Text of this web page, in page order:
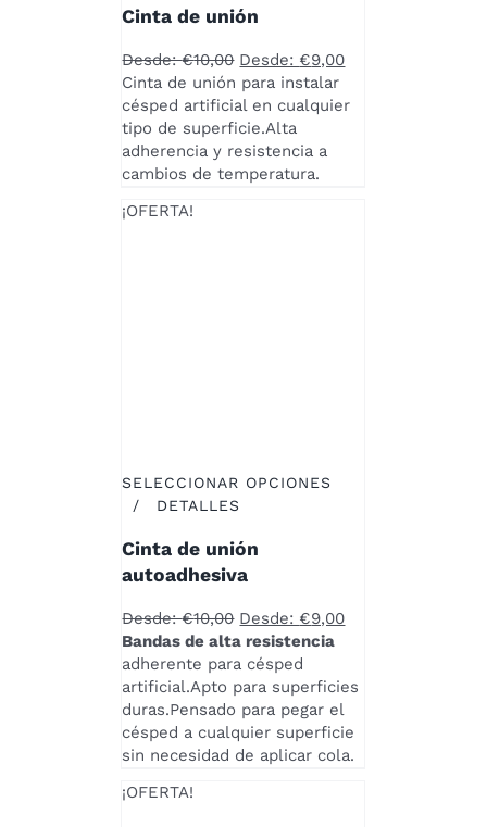
TIENE
VARIANTES.
LAS
OPCIONES
SE
PUEDEN
ELEGIR
LA
Cinta de unión
Desde:€10,00 Desde: €9,00
Cinta de unión para instalar
césped artificial en cualquier
tipo de superficie.Alta
adherencia y resistencia a
cambios de temperatura.
¡OFERTA!
SELECCIONAR OPCIONES
ESTE
TIENE
MÚLTIPLES
LAS
OPCIONES
SE
PUEDEN
ELEGIR
EN
LA
DE
/ DETALLES
Cinta de unión
autoadhesiva
Desde:€10,00 Desde: €9,00
Bandas de alta resistencia
adherente para césped
artificial.Apto para superficies
duras.Pensado para pegar el
césped a cualquier superficie
sin necesidad de aplicar cola.
¡OFERTA!